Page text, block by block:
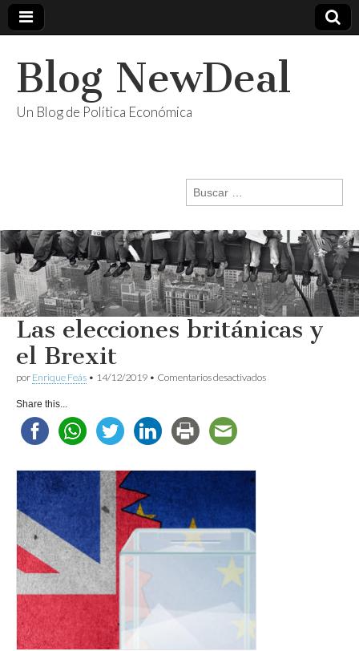
Blog NewDeal
Un Blog de Política Económica
Buscar:
Las elecciones británicas y
el Brexit
por Enrique Feás • 14/12/2019 • Comentarios desactivadosen
Share this...